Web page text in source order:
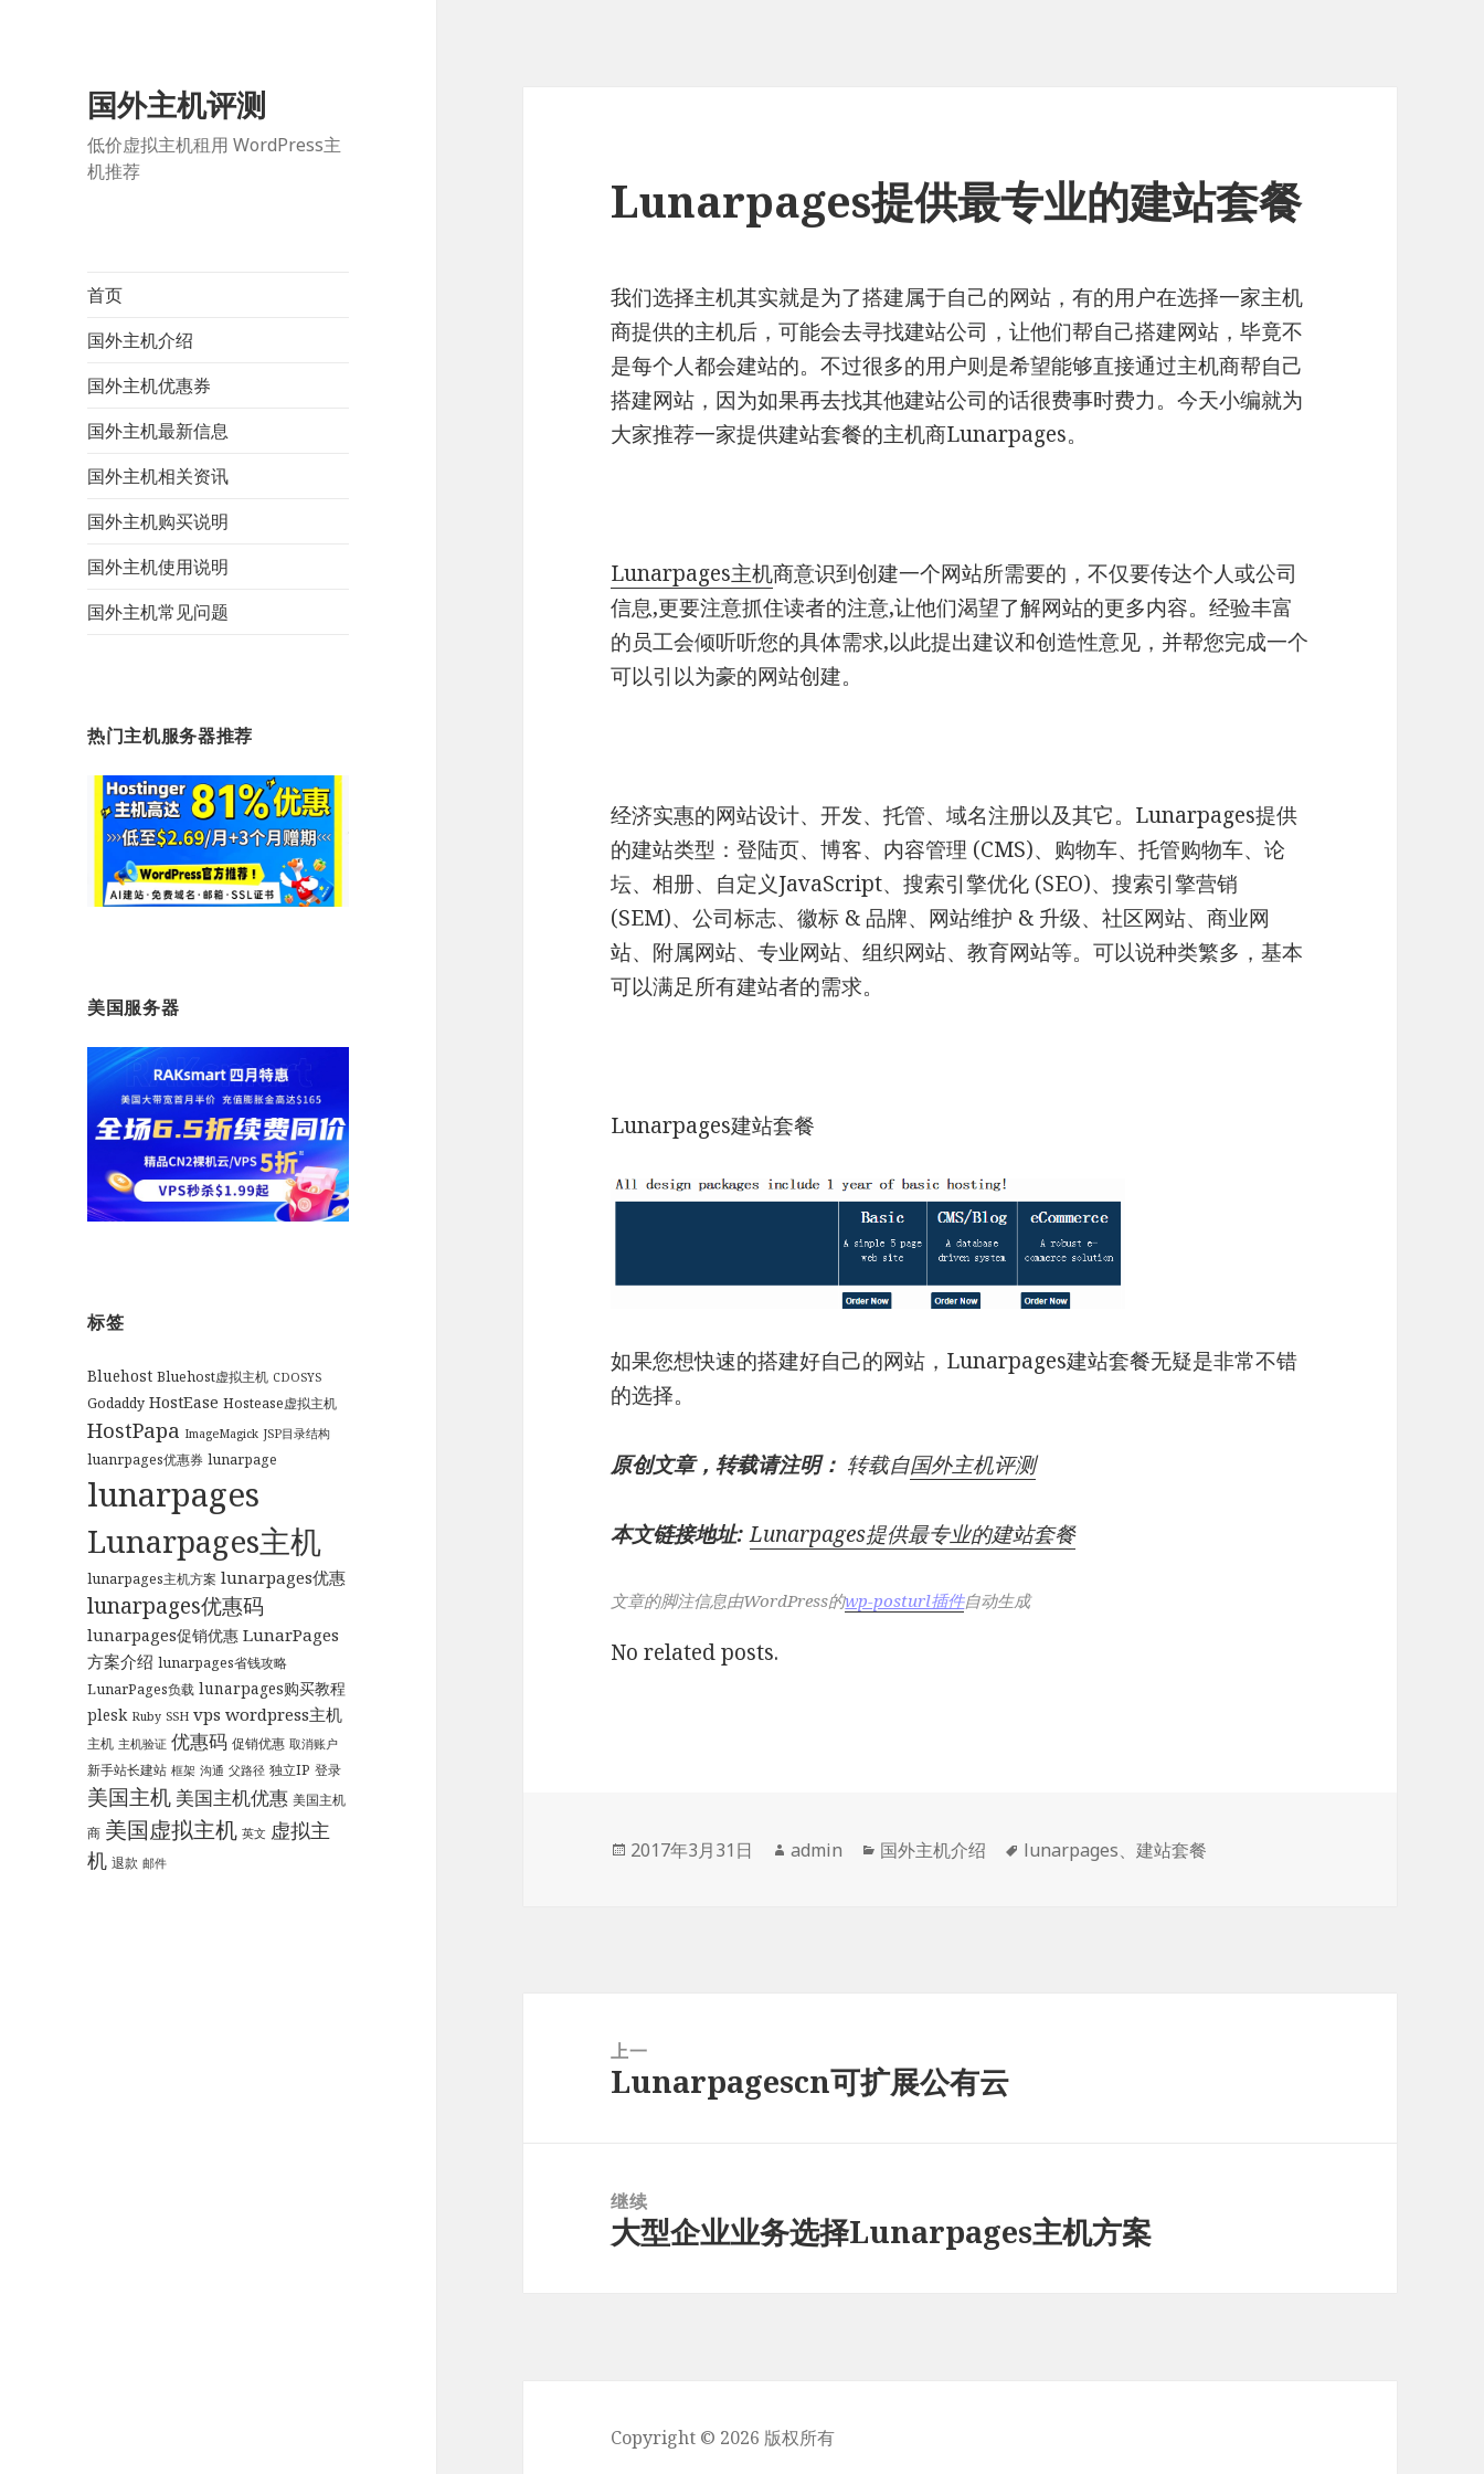
国外主机评测
低价虚拟主机租用 WordPress主
机推荐
首页
国外主机介绍
国外主机优惠券
国外主机最新信息
国外主机相关资讯
国外主机购买说明
国外主机使用说明
国外主机常见问题
热门主机服务器推荐
美国服务器
标签
Bluehost Bluehost虚拟主机 CDOSYS
Godaddy HostEase Hostease虚拟主机
HostPapa ImageMagick JSP目录结构
luanrpages优惠券 lunarpage
lunarpages
Lunarpages主机
lunarpages主机方案 lunarpages优惠
lunarpages优惠码
lunarpages促销优惠 LunarPages
方案介绍 lunarpages省钱攻略
LunarPages负载 lunarpages购买教程
plesk Ruby SSH vps wordpress主机
主机 主机验证 优惠码 促销优惠 取消账户
新手站长建站 框架 沟通 父路径 独立IP 登录
美国主机 美国主机优惠 美国主机
商 美国虚拟主机 英文 虚拟主
机 退款 邮件
Lunarpages提供最专业的建站套餐
我们选择主机其实就是为了搭建属于自己的网站，有的用户在选择一家主机
商提供的主机后，可能会去寻找建站公司，让他们帮自己搭建网站，毕竟不
是每个人都会建站的。不过很多的用户则是希望能够直接通过主机商帮自己
搭建网站，因为如果再去找其他建站公司的话很费事时费力。今天小编就为
大家推荐一家提供建站套餐的主机商Lunarpages。
Lunarpages主机商意识到创建一个网站所需要的，不仅要传达个人或公司
信息,更要注意抓住读者的注意,让他们渴望了解网站的更多内容。经验丰富
的员工会倾听听您的具体需求,以此提出建议和创造性意见，并帮您完成一个
可以引以为豪的网站创建。
经济实惠的网站设计、开发、托管、域名注册以及其它。Lunarpages提供
的建站类型：登陆页、博客、内容管理 (CMS)、购物车、托管购物车、论
坛、相册、自定义JavaScript、搜索引擎优化 (SEO)、搜索引擎营销
(SEM)、公司标志、徽标 & 品牌、网站维护 & 升级、社区网站、商业网
站、附属网站、专业网站、组织网站、教育网站等。可以说种类繁多，基本
可以满足所有建站者的需求。
Lunarpages建站套餐
如果您想快速的搭建好自己的网站，Lunarpages建站套餐无疑是非常不错
的选择。
原创文章，转载请注明： 转载自国外主机评测
本文链接地址: Lunarpages提供最专业的建站套餐
文章的脚注信息由WordPress的wp-posturl插件自动生成
No related posts.
发
2017年3月31日
作
admin
分
国外主机介绍
标
lunarpages、建站套餐
上一
上
Lunarpagescn可扩展公有云
继续
下
大型企业业务选择Lunarpages主机方案
Copyright © 2026 版权所有